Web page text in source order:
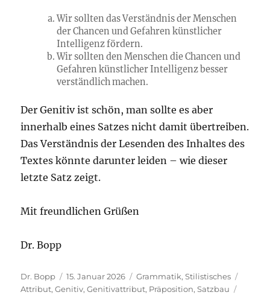
Wir sollten das Verständnis der Menschen
der Chancen und Gefahren künstlicher
Intelligenz fördern.
Wir sollten den Menschen die Chancen und
Gefahren künstlicher Intelligenz besser
verständlich machen.
Der Genitiv ist schön, man sollte es aber
innerhalb eines Satzes nicht damit übertreiben.
Das Verständnis der Lesenden des Inhaltes des
Textes könnte darunter leiden – wie dieser
letzte Satz zeigt.
Mit freundlichen Grüßen
Dr. Bopp
Autor
Dr. Bopp
Veröffentlicht
am
15. Januar 2026 Kategorien
Grammatik,Stilistisches
Attribut,Genitiv,Genitivattribut, Präposition,Satzbau